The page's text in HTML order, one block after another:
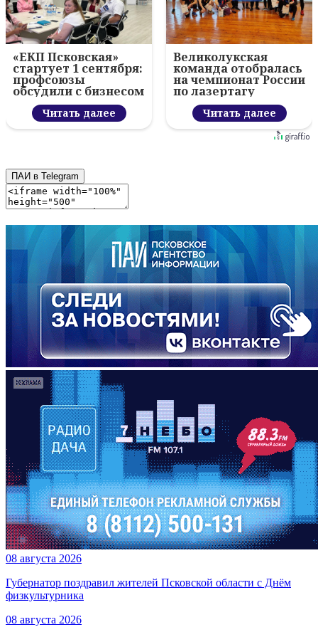
«ЕКП Псковская»
стартует 1 сентября:
профсоюзы
обсудили с бизнесом
новый цифровой
проектЧитать далее
Великолукская
команда отобралась
на чемпионат России
по лазертагу
Читать далее
ПАИ в Telegram
08 августа 2026
Губернатор поздравил жителей Псковской области с Днём
физкультурника
08 августа 2026